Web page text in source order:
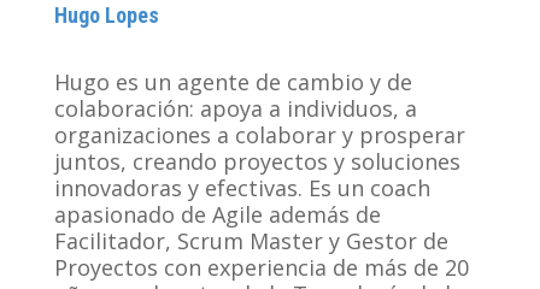
Hugo Lopes
Hugo es un agente de cambio y de
colaboración: apoya a individuos, a
organizaciones a colaborar y prosperar
juntos, creando proyectos y soluciones
innovadoras y efectivas. Es un coach
apasionado de Agile además de
Facilitador, Scrum Master y Gestor de
Proyectos con experiencia de más de 20